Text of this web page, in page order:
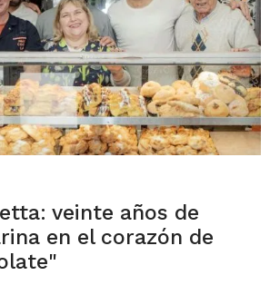
veinte años de
en el corazón de